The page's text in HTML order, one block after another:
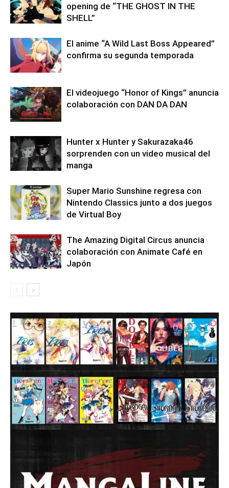
opening de “THE GHOST IN THE
SHELL”
El anime “A Wild Last Boss Appeared”
confirma su segunda temporada
El videojuego “Honor of Kings” anuncia
colaboración con DAN DA DAN
Hunter x Hunter y Sakurazaka46
sorprenden con un video musical del
manga
Super Mario Sunshine regresa con
Nintendo Classics junto a dos juegos
de Virtual Boy
The Amazing Digital Circus anuncia
colaboración con Animate Café en
Japón